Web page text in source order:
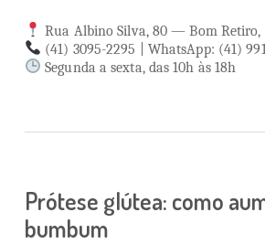
Rua Albino Silva, 80 — Bom Retiro,
(41) 3095-2295 | WhatsApp: (41)
Segunda a sexta, das 10h às 18h
Prótese glútea: como
bumbum